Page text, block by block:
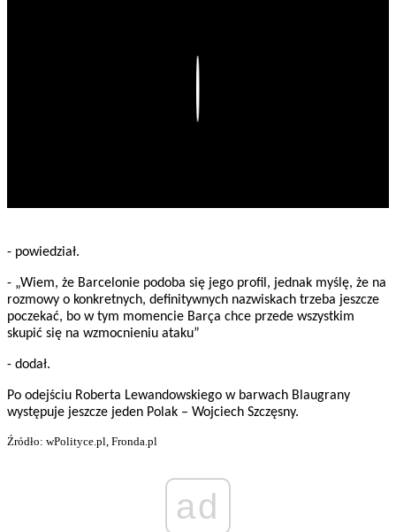
- powiedział.
- „Wiem, że Barcelonie podoba się jego profil, jednak myślę, że na
rozmowy o konkretnych, definitywnych nazwiskach trzeba jeszcze
poczekać, bo w tym momencie Barça chce przede wszystkim
skupić się na wzmocnieniu ataku”
- dodał.
Po odejściu Roberta Lewandowskiego w barwach Blaugrany
występuje jeszcze jeden Polak – Wojciech Szczęsny.
Źródło: wPolityce.pl, Fronda.pl
ad